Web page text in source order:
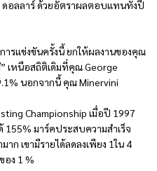
ดอลลาร์ ด้วยอัตราผลตอบแทนทั้งปี
ารแข่งขันครั้งนี้ ยกให้ผลงานของคุณ
เหนือสถิติเดิมที่คุณ George
นอกจากนี้ คุณ Minervini
Championship เมื่อปี 1997
มาร์คประสบความสำเร็จ
ก เขามีรายได้ลดลงเพียง 1ใน 4
อง 1 %